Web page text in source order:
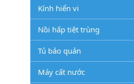
Kính hiển vi
Nồi hấp tiệt trùng
Tủ bảo quản
Máy cất nước